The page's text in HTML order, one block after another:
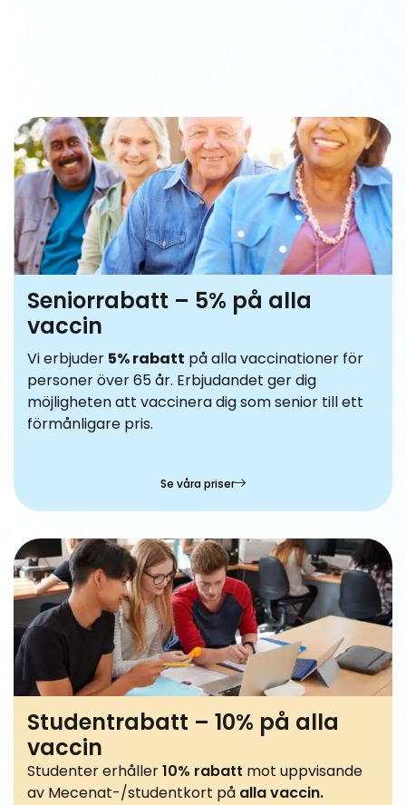
Seniorrabatt – 5% på alla
vaccin
Vi erbjuder 5% rabatt på alla vaccinationer för
personer över 65 år. Erbjudandet ger dig
möjligheten att vaccinera dig som senior till ett
förmånligare pris.
Se våra priser
Studentrabatt – 10% på alla
vaccin
Studenter erhåller10% rabatt mot uppvisande
av Mecenat-/studentkort på alla vaccin.